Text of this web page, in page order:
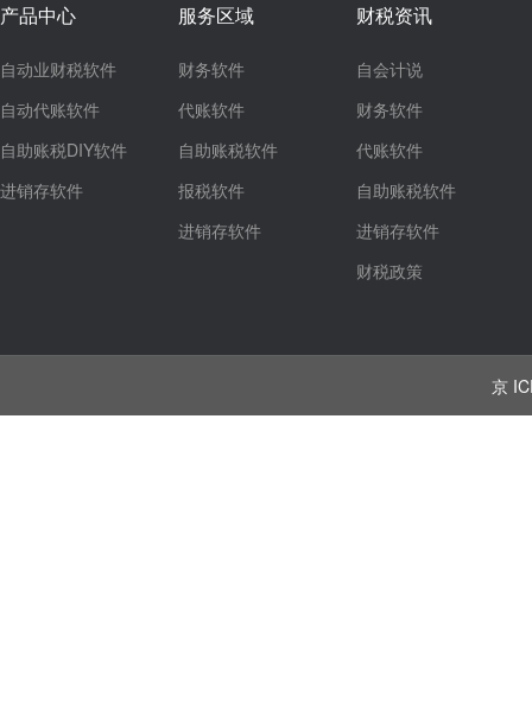
产品中心
自动业财税软件
自动代账软件
自助账税DIY软件
进销存软件
服务区域
财务软件
代账软件
自助账税软件
报税软件
进销存软件
财税资讯
自会计说
财务软件
代账软件
自助账税软件
进销存软件
财税政策
京